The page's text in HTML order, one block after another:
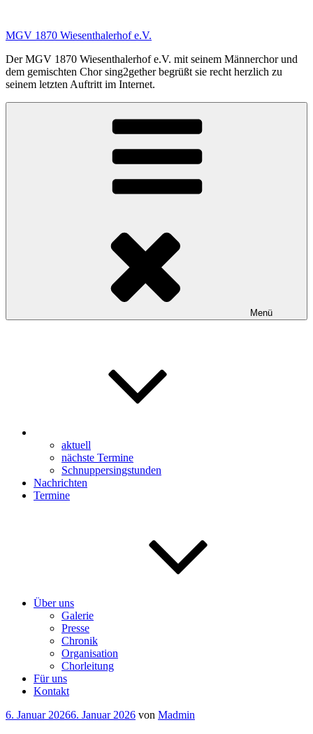
springen
MGV 1870 Wiesenthalerhof e.V.
Der MGV 1870 Wiesenthalerhof e.V. mit seinem Männerchor und
dem gemischten Chor sing2gether begrüßt sie recht herzlich zu
seinem letzten Auftritt im Internet.
Menü
aktuell
nächste Termine
Schnuppersingstunden
Nachrichten
Termine
Über uns
Galerie
Presse
Chronik
Organisation
Chorleitung
Für uns
Kontakt
Veröffentlicht
6. Januar 20266. Januar 2026 von Madmin